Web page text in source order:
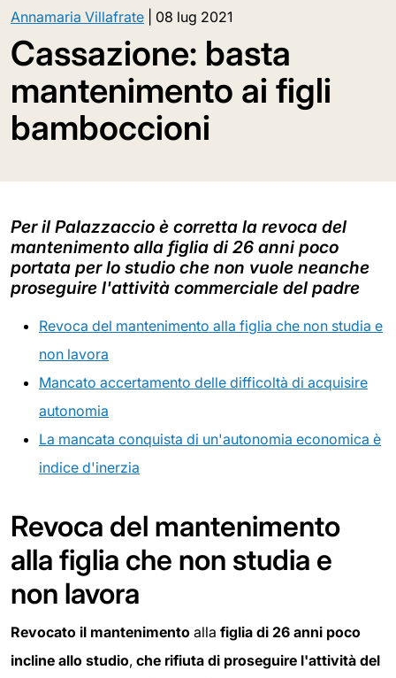
Annamaria Villafrate 08 lug 2021
Cassazione: basta
mantenimento ai figli
bamboccioni
Per il Palazzaccio è corretta la revoca del
mantenimento alla figlia di 26 anni poco
portata per lo studio che non vuole neanche
proseguire l'attività commerciale del padre
Revoca del mantenimento alla figlia che non studia e
non lavora
Mancato accertamento delle difficoltà di acquisire
autonomia
La mancata conquista di un'autonomia economica è
indice d'inerzia
Revoca del mantenimento
alla figlia che non studia e
non lavora
Revocato il mantenimento alla figlia di 26 anni poco
incline allo studio, che rifiuta di proseguire l'attività del